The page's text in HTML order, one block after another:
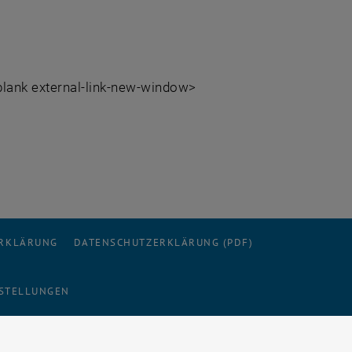
external-link-new-window>
DATENSCHUTZERKLÄRUNG (PDF)